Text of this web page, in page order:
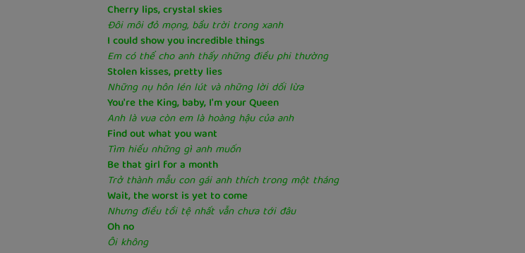
Cherry lips, crystal skies
Đôi môi đỏ mọng, bầu trời trong xanh
I could show you incredible things
Em có thể cho anh thấy những điều phi thường
Stolen kisses, pretty lies
Những nụ hôn lén lút và những lời dối lừa
You're the King, baby, I'm your Queen
Anh là vua còn em là hoàng hậu của anh
Find out what you want
Tìm hiểu những gì anh muốn
Be that girl for a month
Trở thành mẫu con gái anh thích trong một tháng
Wait, the worst is yet to come
Nhưng điều tồi tệ nhất vẫn chưa tới đâu
Oh no
Ôi không